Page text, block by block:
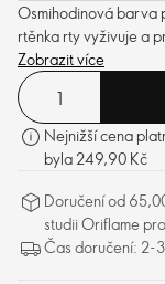
Osmihodinová barva
rtěnka rty vyživuje a
Zobrazit více
Nejnižší cena
byla 249,90 Kč
Doručení od
studii Oriflame
Čas doručení: 2-